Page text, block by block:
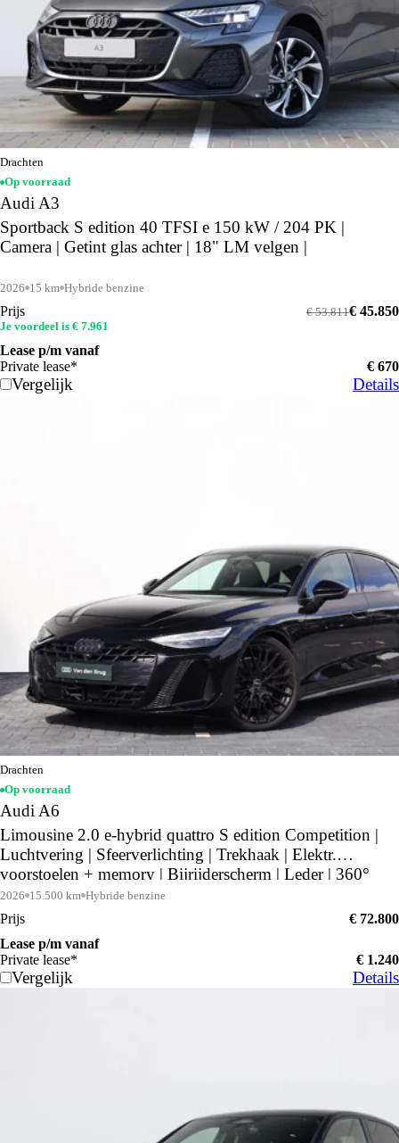
Drachten
Op voorraad
Audi A3
Sportback S edition 40 TFSI e 150 kW / 204 PK |
Camera | Getint glas achter | 18" LM velgen |
2026 15 km Hybride benzine
Prijs € 45.850
€ 53.811
Je voordeel is € 7.961
Lease p/m vanaf
Private lease*
€ 670
Vergelijk Details
Drachten
Op voorraad
Audi A6
Limousine 2.0 e-hybrid quattro S edition Competition |
Luchtvering | Sfeerverlichting | Trekhaak | Elektr.
voorstoelen + memory | Bijrijderscherm | Leder | 360°
camera | Middernachtgroen |
2026 15.500 km Hybride benzine
Prijs
€ 72.800
Lease p/m vanaf
Private lease*
€ 1.240
Vergelijk Details